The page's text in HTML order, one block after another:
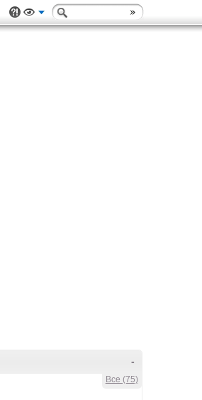
-
Все (75)